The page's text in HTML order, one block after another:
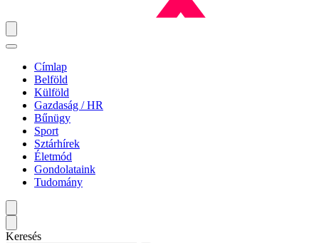
Címlap
Belföld
Külföld
Gazdaság / HR
Bűnügy
Sport
Sztárhírek
Életmód
Gondolataink
Tudomány
Keresés